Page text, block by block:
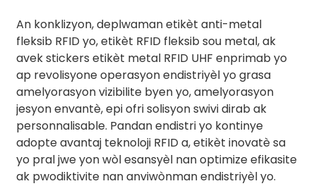
An konklizyon, deplwaman etikèt anti-metal
fleksib RFID yo, etikèt RFID fleksib sou metal, ak
avek stickers etikèt metal RFID UHF enprimab yo
ap revolisyone operasyon endistriyèl yo grasa
amelyorasyon vizibilite byen yo, amelyorasyon
jesyon envantè, epi ofri solisyon swivi dirab ak
personnalisable. Pandan endistri yo kontinye
adopte avantaj teknoloji RFID a, etikèt inovatè sa
yo pral jwe yon wòl esansyèl nan optimize efikasite
ak pwodiktivite nan anviwònman endistriyèl yo.